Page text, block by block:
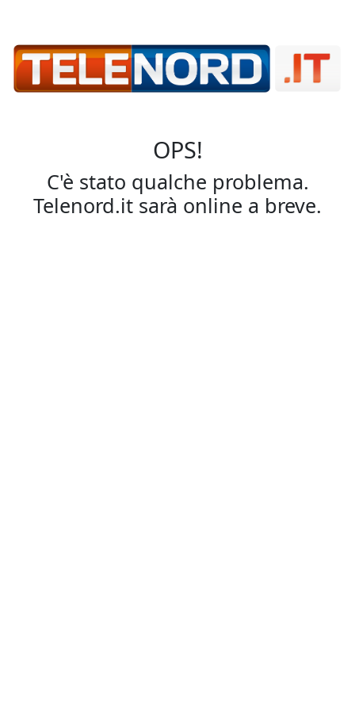
OPS!
C'è stato qualche problema.
Telenord.it sarà online a breve.